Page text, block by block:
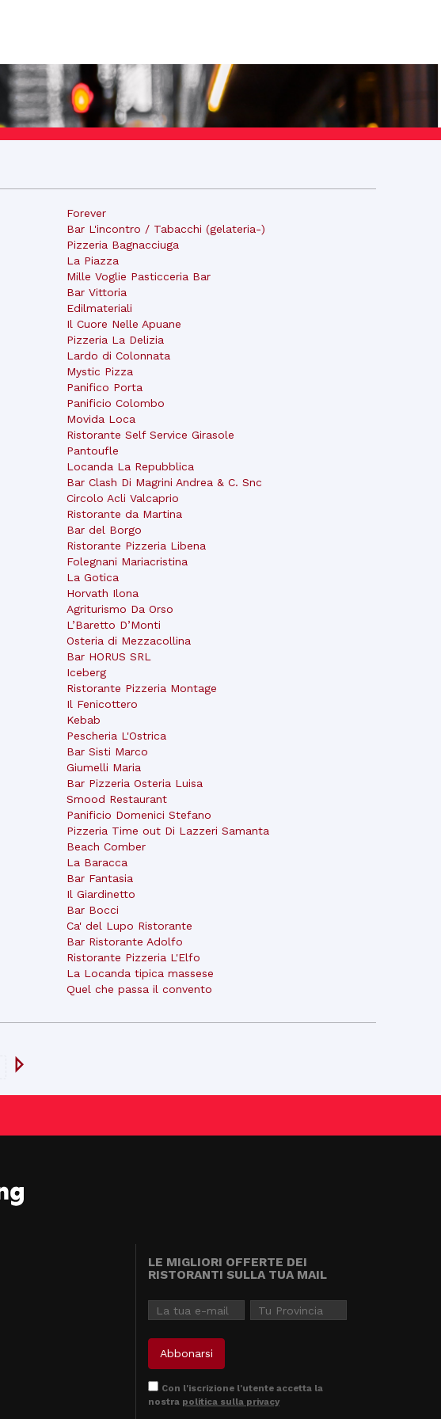
Forever
Bar L'incontro / Tabacchi (gelateria-)
Pizzeria Bagnacciuga
La Piazza
Mille Voglie Pasticceria Bar
Bar Vittoria
Edilmateriali
Il Cuore Nelle Apuane
Pizzeria La Delizia
Lardo di Colonnata
Mystic Pizza
Panifico Porta
Panificio Colombo
Movida Loca
Ristorante Self Service Girasole
Pantoufle
Locanda La Repubblica
Bar Clash Di Magrini Andrea & C. Snc
Circolo Acli Valcaprio
Ristorante da Martina
Bar del Borgo
Ristorante Pizzeria Libena
Folegnani Mariacristina
La Gotica
Horvath Ilona
Agriturismo Da Orso
L’Baretto D’Monti
Osteria di Mezzacollina
Bar HORUS SRL
Iceberg
Ristorante Pizzeria Montage
Il Fenicottero
Kebab
Pescheria L'Ostrica
Bar Sisti Marco
Giumelli Maria
Bar Pizzeria Osteria Luisa
Smood Restaurant
Panificio Domenici Stefano
Pizzeria Time out Di Lazzeri Samanta
Beach Comber
La Baracca
Bar Fantasia
Il Giardinetto
Bar Bocci
Ca' del Lupo Ristorante
Bar Ristorante Adolfo
Ristorante Pizzeria L'Elfo
La Locanda tipica massese
Quel che passa il convento
LE MIGLIORI OFFERTE DEI
RISTORANTI SULLA TUA MAIL
Con l'iscrizione l'utente accetta la
nostra politica sulla privacy